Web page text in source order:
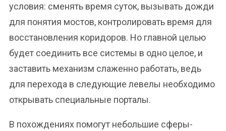
условия: сменять время суток, вызывать дожди
для понятия мостов, контролировать время для
восстановления коридоров. Но главной целью
будет соединить все системы в одно целое, и
заставить механизм слаженно работать, ведь
для перехода в следующие левелы необходимо
открывать специальные порталы.
В похождениях помогут небольшие сферы-